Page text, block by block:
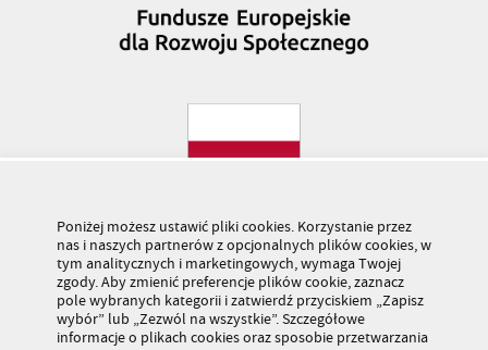
Poniżej możesz ustawić pliki cookies. Korzystanie przez
nas i naszych partnerów z opcjonalnych plików cookies, w
tym analitycznych i marketingowych, wymaga Twojej
zgody. Aby zmienić preferencje plików cookie, zaznacz
pole wybranych kategorii i zatwierdź przyciskiem „Zapisz
wybór” lub „Zezwól na wszystkie”. Szczegółowe
informacje o plikach cookies oraz sposobie przetwarzania